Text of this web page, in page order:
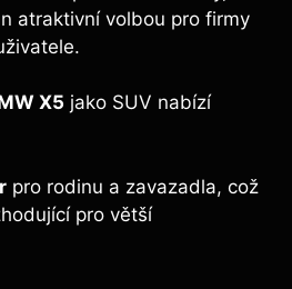
atraktivní volbou pro firmy
X5 jako SUV nabízí
pro rodinu a zavazadla, což
pro větší